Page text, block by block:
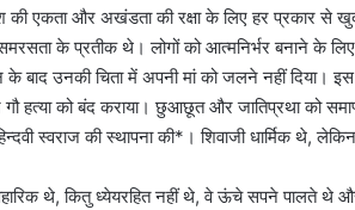
की एकता और अखंडता की रक्षा के लिए हर प्रकार से
के प्रतीक थे। लोगों को आत्मनिर्भर बनाने के
बाद उनकी चिता में अपनी मां को जलने नहीं दिया।
हत्या को बंद कराया। छुआछूत और जातिप्रथा को
स्वराज की स्थापना की*। शिवाजी धार्मिक थे,
थे, कितु ध्येयरहित नहीं थे, वे ऊंचे सपने पालते थे